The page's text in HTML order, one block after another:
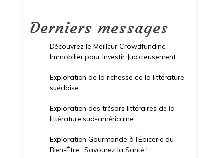
Derniers messages
Découvrez le Meilleur Crowdfunding
Immobilier pour Investir Judicieusement
Exploration de la richesse de la littérature
suédoise
Exploration des trésors littéraires de la
littérature sud-américaine
Exploration Gourmande à l’Épicerie du
Bien-Être : Savourez la Santé !